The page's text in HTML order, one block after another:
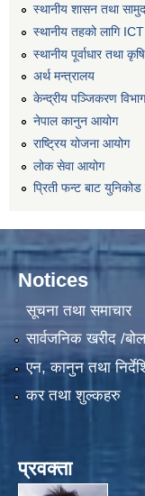
स्थानीय शासन तथा
स्थानीय तहको लागि
स्थानीय पूर्वाधार तथा
अर्थ मन्त्रालय
केन्द्रीय पञ्जिकरण विभाग
नेपाल कानुन आयोग
राष्ट्रिय योजना आयोग
लोक सेवा आयोग
प्रिती फन्ट बाट युनिकोड
Notices
सूचना तथा समाचार
सार्वजनिक खरीद /
एन, कानुन तथा
कर तथा शुल्कहरु
प्रवक्ता